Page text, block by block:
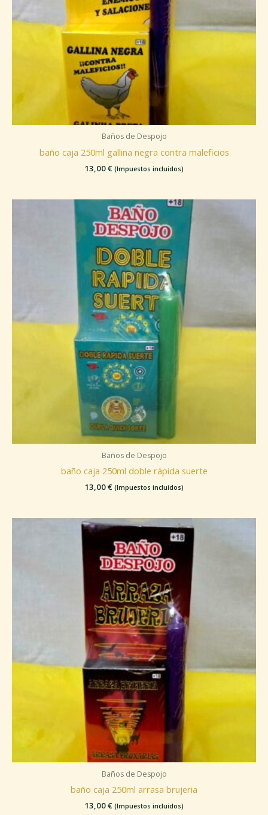
Baños de Despojo
baño caja 250ml gallina negra contra maleficios
13,00€ (Impuestos incluidos)
Baños de Despojo
baño caja 250ml doble rápida suerte
13,00€ (Impuestos incluidos)
Baños de Despojo
baño caja 250ml arrasa brujeria
13,00€ (Impuestos incluidos)